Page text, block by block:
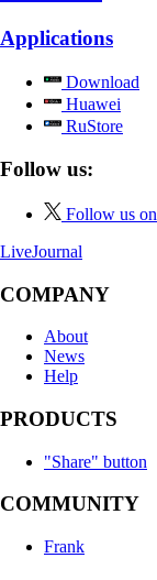
Applications
Download
Huawei
RuStore
Follow us:
Follow us
LiveJournal
COMPANY
About
News
Help
PRODUCTS
"Share" button
COMMUNITY
Frank